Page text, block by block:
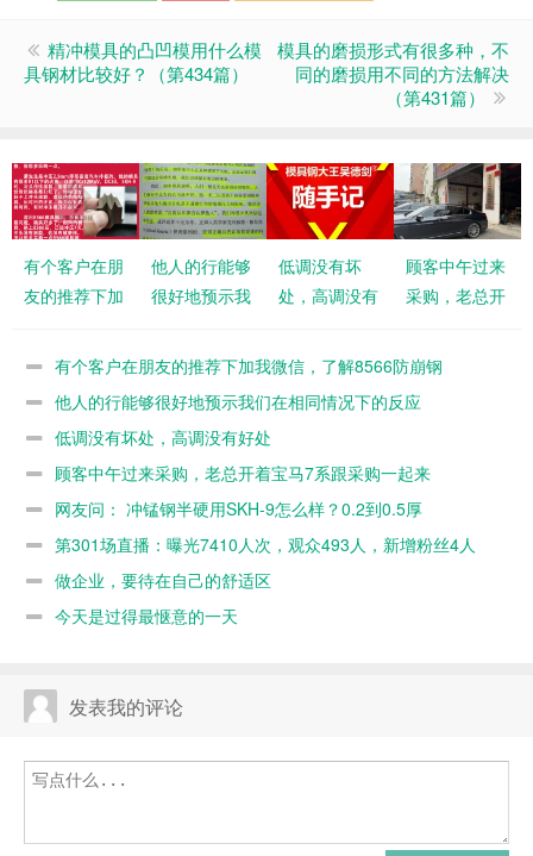
精冲模具的凸凹模用什么模
具钢材比较好？（第434篇）
模具的磨损形式有很多种，不
同的磨损用不同的方法解决
（第431篇）
有个客户在朋
友的推荐下加
8566防崩钢
他人的行能够
很好地预示我
下的反应
低调没有坏
处，高调没有
顾客中午过来
采购，老总开
采购一起来
有个客户在朋友的推荐下加我微信，了解8566防崩钢
他人的行能够很好地预示我们在相同情况下的反应
低调没有坏处，高调没有好处
顾客中午过来采购，老总开着宝马7系跟采购一起来
网友问： 冲锰钢半硬用SKH-9怎么样？0.2到0.5厚
第301场直播：曝光7410人次，观众493人，新增粉丝4人
做企业，要待在自己的舒适区
今天是过得最惬意的一天
发表我的评论